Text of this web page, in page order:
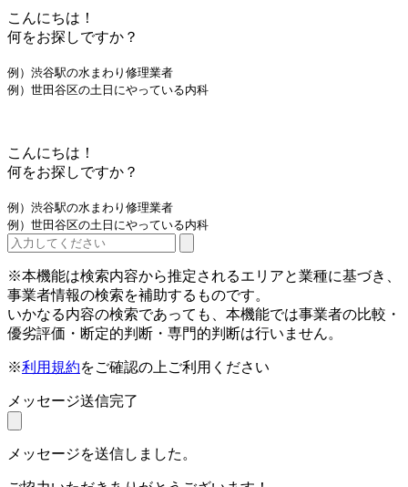
こんにちは！
何をお探しですか？
例）渋谷駅の水まわり修理業者
例）世田谷区の土日にやっている内科
こんにちは！
何をお探しですか？
例）渋谷駅の水まわり修理業者
例）世田谷区の土日にやっている内科
※本機能は検索内容から推定されるエリアと業種に基づき、
事業者情報の検索を補助するものです。
いかなる内容の検索であっても、本機能では事業者の比較・
優劣評価・断定的判断・専門的判断は行いません。
※利用規約をご確認の上ご利用ください
メッセージ送信完了
メッセージを送信しました。